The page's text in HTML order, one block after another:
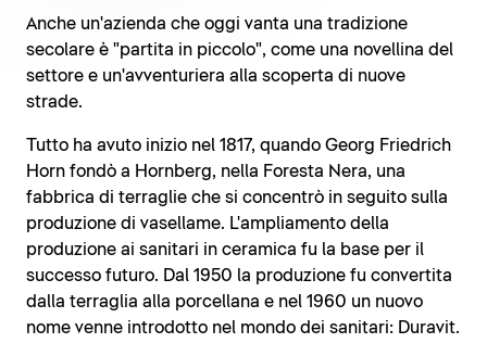
Anche un'azienda che oggi vanta una tradizione
secolare è "partita in piccolo", come una novellina del
settore e un'avventuriera alla scoperta di nuove
strade.
Tutto ha avuto inizio nel 1817, quando Georg Friedrich
Horn fondò a Hornberg, nella Foresta Nera, una
fabbrica di terraglie che si concentrò in seguito sulla
produzione di vasellame. L'ampliamento della
produzione ai sanitari in ceramica fu la base per il
successo futuro. Dal 1950 la produzione fu convertita
dalla terraglia alla porcellana e nel 1960 un nuovo
nome venne introdotto nel mondo dei sanitari: Duravit.